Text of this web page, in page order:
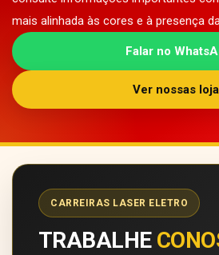
mais alinhada às cores e à presença
Falar no
Ver nossas
CARREIRAS LASER ELETRO
TRABALHE